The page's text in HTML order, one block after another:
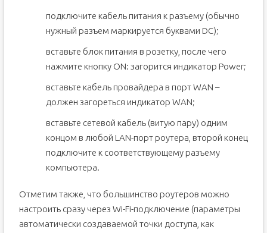
подключите кабель питания к разъему (обычно
нужный разъем маркируется буквами DC);
вставьте блок питания в розетку, после чего
нажмите кнопку ON: загорится индикатор Power;
вставьте кабель провайдера в порт WAN –
должен загореться индикатор WAN;
вставьте сетевой кабель (витую пару) одним
концом в любой LAN-порт роутера, второй конец
подключите к соответствующему разъему
компьютера.
Отметим также, что большинство роутеров можно
настроить сразу через Wi-Fi-подключение (параметры
автоматически создаваемой точки доступа, как